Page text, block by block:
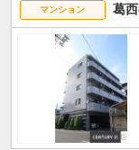
マンション 葛